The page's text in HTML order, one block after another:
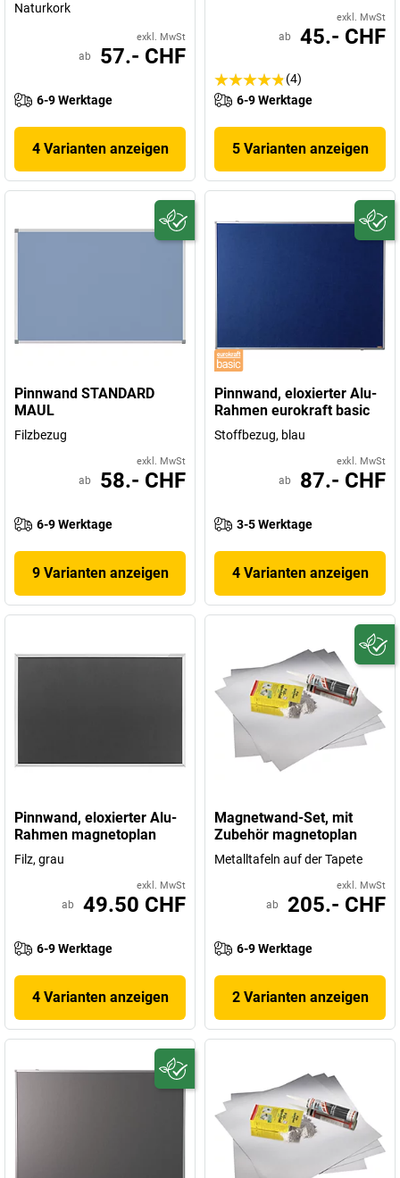
Naturkork
exkl. MwSt
ab 57.- CHF
6-9 Werktage
4 Varianten anzeigen
exkl. MwSt
ab 45.- CHF
(4)
6-9 Werktage
5 Varianten anzeigen
Pinnwand STANDARD
MAUL
Filzbezug
exkl. MwSt
ab 58.- CHF
6-9 Werktage
9 Varianten anzeigen
Pinnwand, eloxierter Alu-
Rahmen eurokraft basic
Stoffbezug, blau
exkl. MwSt
ab 87.- CHF
3-5 Werktage
4 Varianten anzeigen
Pinnwand, eloxierter Alu-
Rahmen magnetoplan
Filz, grau
exkl. MwSt
ab 49.50 CHF
6-9 Werktage
4 Varianten anzeigen
Magnetwand-Set, mit
Zubehör magnetoplan
Metalltafeln auf der Tapete
exkl. MwSt
ab 205.- CHF
6-9 Werktage
2 Varianten anzeigen